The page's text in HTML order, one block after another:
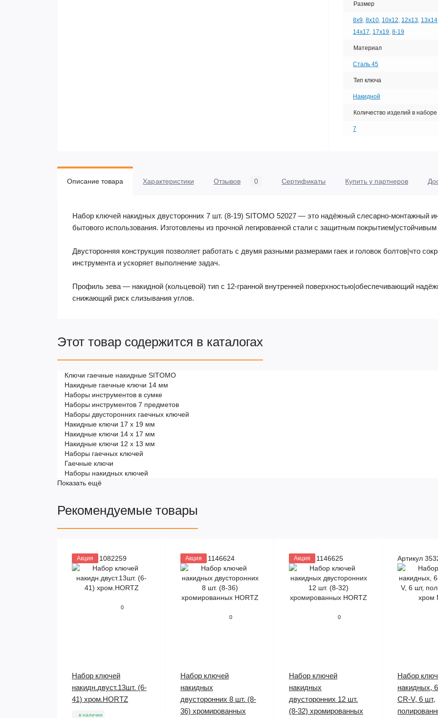
Размер
8х9, 8х10, 10х12, 12х13, 13х14
14х17, 17х19, 8-19
Материал
Сталь 45
Тип ключа
Накидной
Количество изделий в наборе
7
Описание товара Характеристики Отзывов 0 Сертификаты Купить у партнеров
Набор ключей накидных двусторонних 7 шт. (8-19) SITOMO 52027 — это надёжный слесарно-монтажный
бытового использования. Изготовлены из прочной легированной стали с защитным покрытием|устойчивым
Двусторонняя конструкция позволяет работать с двумя разными размерами гаек и головок болтов|что
инструмента и ускоряет выполнение задач.
Профиль зева — накидной (кольцевой) тип с 12-гранной внутренней поверхностью|обеспечивающий
снижающий риск слизывания углов.
Этот товар содержится в каталогах
Ключи гаечные накидные SITOMO
Накидные гаечные ключи 14 мм
Наборы инструментов в сумке
Наборы инструментов 7 предметов
Наборы двусторонних гаечных ключей
Накидные ключи 17 х 19 мм
Накидные ключи 14 х 17 мм
Накидные ключи 12 х 13 мм
Наборы гаечных ключей
Гаечные ключи
Наборы накидных ключей
Показать ещё
Рекомендуемые товары
Артикул 1082259
Акция
0
Набор ключей
накидн.двуст.13шт. (6-
41) хром.HORTZ
в наличии
Артикул 1146624
Акция
0
Набор ключей
накидных
двусторонних 8 шт. (8-
36) хромированных
Артикул 1146625
Акция
0
Набор ключей
накидных
двусторонних 12 шт.
(8-32) хромированных
Артикул
Набор
накидных,
CR-V, 6 шт,